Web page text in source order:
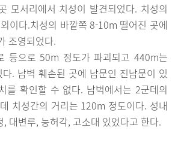
모서리에서 치성이 발견되었다. 치성의
이다.치성의 바깥쪽 8-10m 떨어진 곳에
조영되었다.
등으로 50m 정도가 파괴되고 440m는
. 남벽 훼손된 곳에 남문인 진남문이 있
를 확인할 수 없다. 남벽에서는 2군데의
치성간의 거리는 120m 정도이다. 성내
, 대변루, 능허각, 고소대 있었다고 한다.